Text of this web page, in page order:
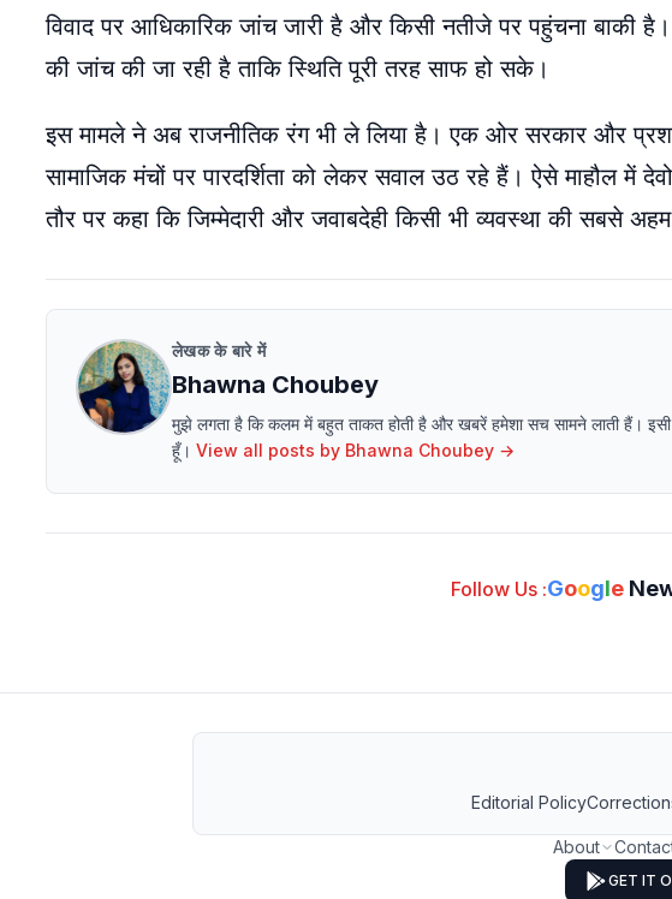
विवाद पर आधिकारिक जांच जारी है और किसी नतीजे पर पहुंचना बाकी
की जांच की जा रही है ताकि स्थिति पूरी तरह साफ हो सके।
इस मामले ने अब राजनीतिक रंग भी ले लिया है। एक ओर सरकार और
सामाजिक मंचों पर पारदर्शिता को लेकर सवाल उठ रहे हैं। ऐसे माहौल में
तौर पर कहा कि जिम्मेदारी और जवाबदेही किसी भी व्यवस्था की सबसे अहम
लेखक के बारे में
Bhawna Choubey
मुझे लगता है कि कलम में बहुत ताकत होती है और खबरें हमेशा सच सामने लाती हैं।
हूँ। View all posts by Bhawna Choubey →
Follow Us :Google
Editorial Policy
About
GET IT